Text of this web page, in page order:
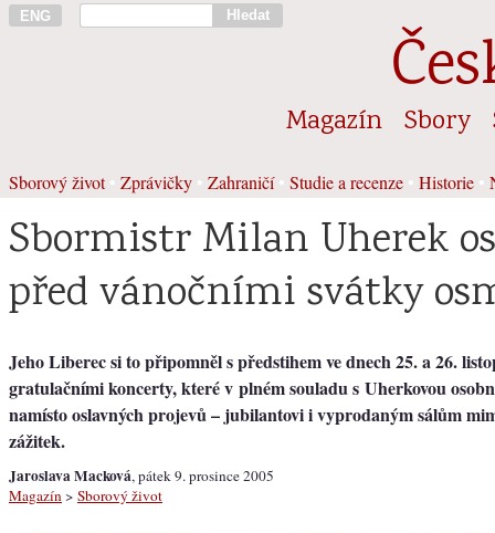
ENG Hledat
Magazín Sbory
Sborový život• Zprávičky Zahraničí• Studie a recenze Historie
Sbormistr Milan Uherek
před vánočními svátky
Jeho Liberec si to připomněl s předstihem ve dnech 25. a 26.
gratulačními koncerty, které v plném souladu s Uherkovou
namísto oslavných projevů – jubilantovi i vyprodaným sálům
zážitek.
Jaroslava Macková, pátek 9. prosince 2005
Magazín > Sborový život